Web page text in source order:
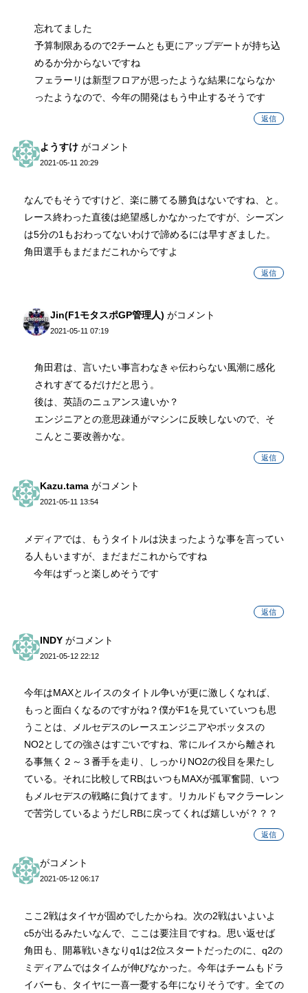
忘れてました
予算制限あるので2チームとも更にアップデートが持ち込
めるか分からないですね
フェラーリは新型フロアが思ったような結果にならなか
ったようなので、今年の開発はもう中止するそうです
返信
ようすけ がコメント
2021-05-11 20:29
なんでもそうですけど、楽に勝てる勝負はないですね、と。
レース終わった直後は絶望感しかなかったですが、シーズン
は5分の1もおわってないわけで諦めるには早すぎました。
角田選手もまだまだこれからですよ
返信
Jin(F1モタスポGP管理人) がコメント
2021-05-11 07:19
角田君は、言いたい事言わなきゃ伝わらない風潮に感化
されすぎてるだけだと思う。
後は、英語のニュアンス違いか？
エンジニアとの意思疎通がマシンに反映しないので、そ
こんとこ要改善かな。
返信
Kazu.tama がコメント
2021-05-11 13:54
メディアでは、もうタイトルは決まったような事を言ってい
る人もいますが、まだまだこれからですね
今年はずっと楽しめそうです
返信
INDY がコメント
2021-05-12 22:12
今年はMAXとルイスのタイトル争いが更に激しくなれば、
もっと面白くなるのですがね？僕がF1を見ていていつも思
うことは、メルセデスのレースエンジニアやボッタスの
NO2としての強さはすごいですね、常にルイスから離され
る事無く２～３番手を走り、しっかりNO2の役目を果たし
ている。それに比較してRBはいつもMAXが孤軍奮闘、いつ
もメルセデスの戦略に負けてます。リカルドもマクラーレン
で苦労しているようだしRBに戻ってくれば嬉しいが？？？
返信
がコメント
2021-05-12 06:17
ここ2戦はタイヤが固めでしたからね。次の2戦はいよいよ
c5が出るみたいなんで、ここは要注目ですね。思い返せば
角田も、開幕戦いきなりq1は2位スタートだったのに、q2の
ミディアムではタイムが伸びなかった。今年はチームもドラ
イバーも、タイヤに一喜一憂する年になりそうです。全ての